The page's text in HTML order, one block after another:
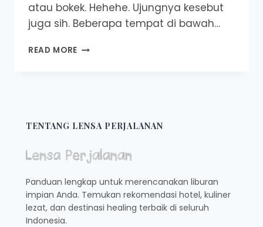
atau bokek. Hehehe. Ujungnya kesebut
juga sih. Beberapa tempat di bawah…
READ MORE 7
METRO
TENTANG LENSA PERJALANAN
Panduan lengkap untuk merencanakan liburan
impian Anda. Temukan rekomendasi hotel, kuliner
lezat, dan destinasi healing terbaik di seluruh
Indonesia.